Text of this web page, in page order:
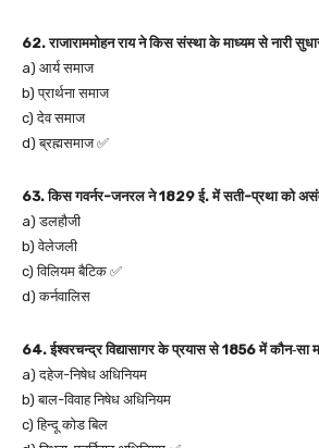
62. राजाराममोहन राय ने किस संस्था के माध्यम से नारी
a) आर्य समाज
b) प्रार्थना समाज
c) देव समाज
d) ब्रह्मसमाज ✅
63. किस गवर्नर-जनरल ने 1829 ई. में सती-प्रथा को
a) डलहौजी
b) वेलेजली
c) विलियम बैटिक ✅
d) कर्नवालिस
64. ईश्वरचन्द्र विद्यासागर के प्रयास से 1856 में कौन‑सा
a) दहेज-निषेध अधिनियम
b) बाल-विवाह निषेध अधिनियम
c) हिन्दू कोड बिल